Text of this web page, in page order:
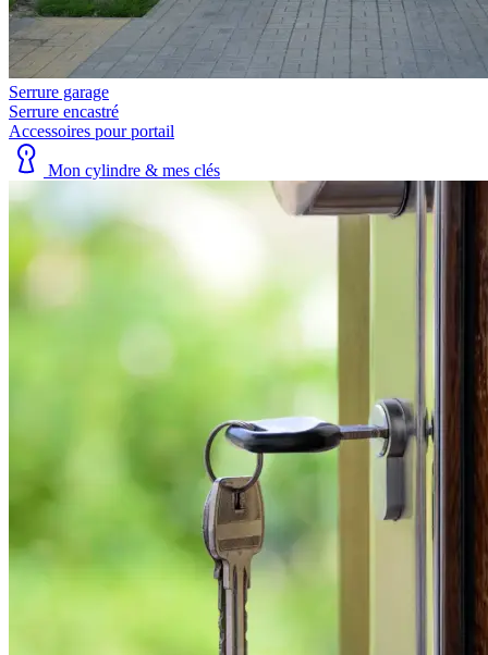
Serrure garage
Serrure encastré
Accessoires pour portail
Mon cylindre & mes clés